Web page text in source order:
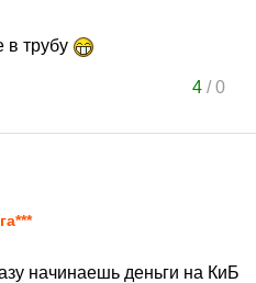
в трубу
4/0
начинаешь деньги на КиБ